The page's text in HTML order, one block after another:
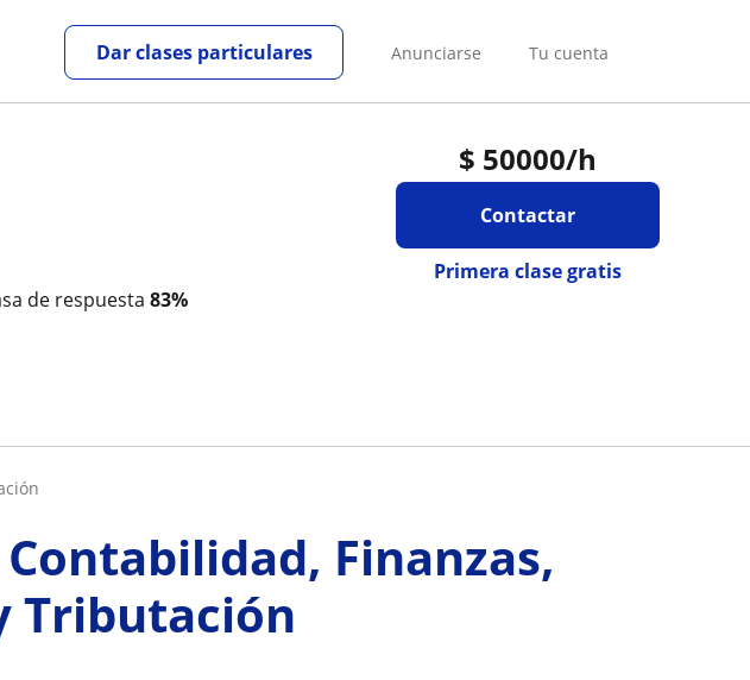
Anunciarse Tu cuenta
Dar clases particulares
$ 50000/h
Contactar
Primera clase gratis
de respuesta83%
Finanzas,
Tributación